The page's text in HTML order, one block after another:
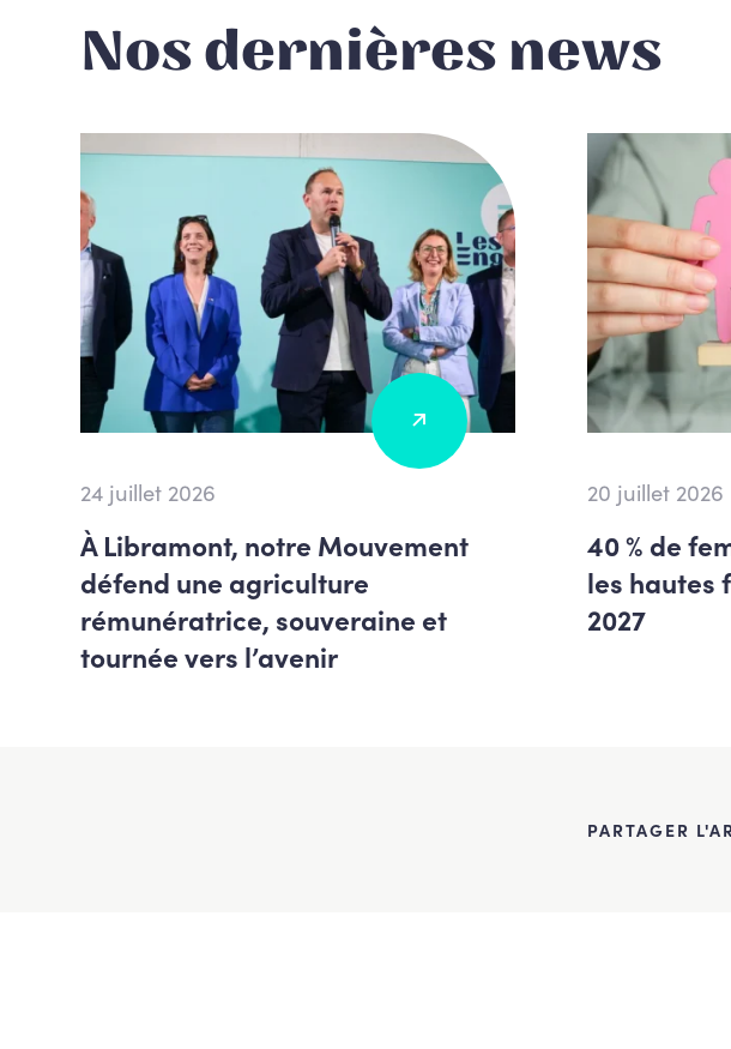
Nos dernières news
24 juillet 2026
À Libramont, notre Mouvement
défend une agriculture
rémunératrice, souveraine et
tournée vers l’avenir
20 juillet 2026
40 % de
les hautes
2027
PARTAGER